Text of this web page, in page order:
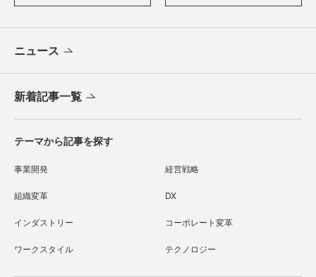
ニュース
新着記事一覧
テーマから記事を探す
事業開発 経営戦略
組織変革 DX
インダストリー コーポレート変革
ワークスタイル テクノロジー